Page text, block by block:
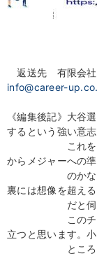
返送先 有限会
info@career-
《編集後記》大谷
するという強い意志
これを高校1年
からメジャーへの
のかなと、今
裏には想像を超え
だと伺えま
このチャート
立つと思います。
ところから、